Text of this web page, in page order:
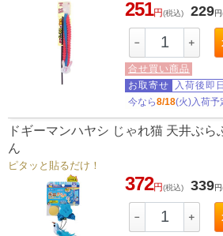
251円(税込) 229円
－ ＋
合せ買い商品
お取寄せ
入荷後即
今なら8/18(火)入荷予
ドギーマンハヤシ じゃれ猫 天井ぶら
ん
ピタッと貼るだけ！
372円(税込) 339円
－ ＋